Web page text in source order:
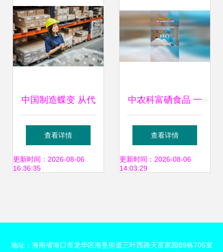
管理新篇章
中国制造蝶变 从代
工车间到品牌管理
中枢
查看详情
更新时间：2026-08-06
16:36:35
中农科富硒食品 一
体化服务赋能健康
食品产业新生态
查看详情
更新时间：2026-08-06
14:03:29
地址：海南省海口市龙华区海垦街道三叶西路天富家园B9栋705室